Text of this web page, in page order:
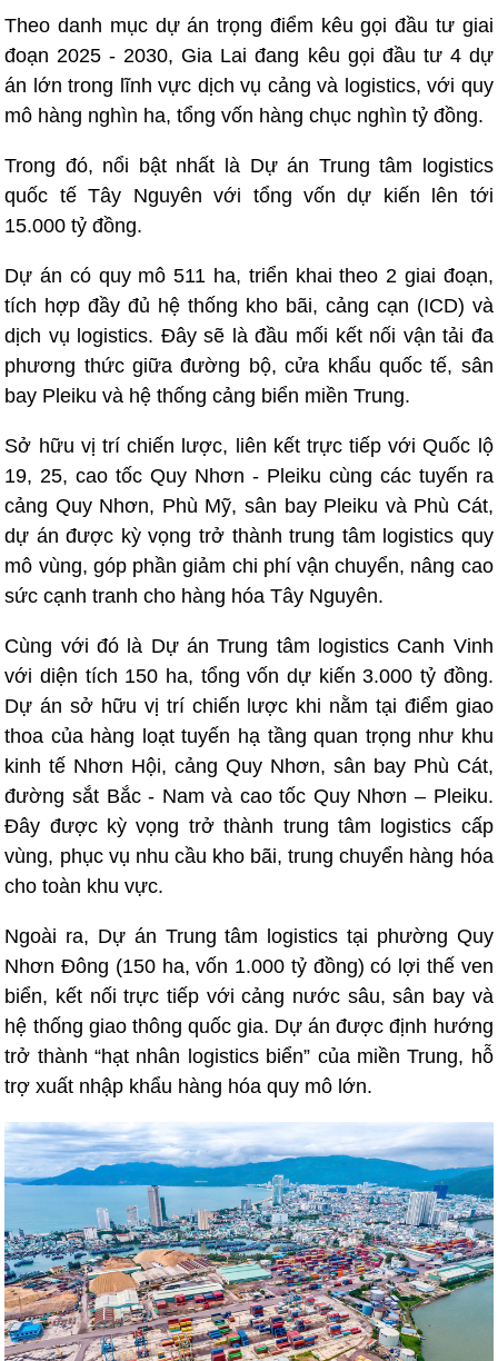
Theo danh mục dự án trọng điểm kêu gọi đầu tư giai
đoạn 2025 - 2030, Gia Lai đang kêu gọi đầu tư 4 dự
án lớn trong lĩnh vực dịch vụ cảng và logistics, với quy
mô hàng nghìn ha, tổng vốn hàng chục nghìn tỷ đồng.
Trong đó, nổi bật nhất là Dự án Trung tâm logistics
quốc tế Tây Nguyên với tổng vốn dự kiến lên tới
15.000 tỷ đồng.
Dự án có quy mô 511 ha, triển khai theo 2 giai đoạn,
tích hợp đầy đủ hệ thống kho bãi, cảng cạn (ICD) và
dịch vụ logistics. Đây sẽ là đầu mối kết nối vận tải đa
phương thức giữa đường bộ, cửa khẩu quốc tế, sân
bay Pleiku và hệ thống cảng biển miền Trung.
Sở hữu vị trí chiến lược, liên kết trực tiếp với Quốc lộ
19, 25, cao tốc Quy Nhơn - Pleiku cùng các tuyến ra
cảng Quy Nhơn, Phù Mỹ, sân bay Pleiku và Phù Cát,
dự án được kỳ vọng trở thành trung tâm logistics quy
mô vùng, góp phần giảm chi phí vận chuyển, nâng cao
sức cạnh tranh cho hàng hóa Tây Nguyên.
Cùng với đó là Dự án Trung tâm logistics Canh Vinh
với diện tích 150 ha, tổng vốn dự kiến 3.000 tỷ đồng.
Dự án sở hữu vị trí chiến lược khi nằm tại điểm giao
thoa của hàng loạt tuyến hạ tầng quan trọng như khu
kinh tế Nhơn Hội, cảng Quy Nhơn, sân bay Phù Cát,
đường sắt Bắc - Nam và cao tốc Quy Nhơn – Pleiku.
Đây được kỳ vọng trở thành trung tâm logistics cấp
vùng, phục vụ nhu cầu kho bãi, trung chuyển hàng hóa
cho toàn khu vực.
Ngoài ra, Dự án Trung tâm logistics tại phường Quy
Nhơn Đông (150 ha, vốn 1.000 tỷ đồng) có lợi thế ven
biển, kết nối trực tiếp với cảng nước sâu, sân bay và
hệ thống giao thông quốc gia. Dự án được định hướng
trở thành “hạt nhân logistics biển” của miền Trung, hỗ
trợ xuất nhập khẩu hàng hóa quy mô lớn.